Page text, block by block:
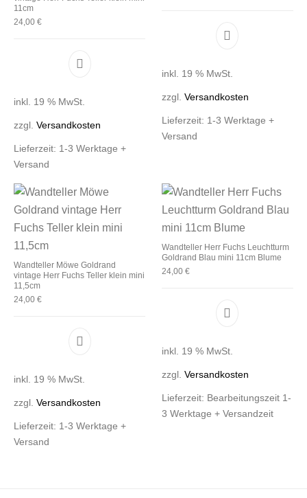
11cm
24,00€
inkl. 19 % MwSt.
zzgl.Versandkosten
Lieferzeit: 1-3 Werktage +
Versand
inkl. 19 % MwSt.
zzgl. Versandkosten
Lieferzeit: 1-3 Werktage +
Versand
Wandteller Möwe Goldrand
vintage Herr Fuchs Teller klein mini
11,5cm
24,00€
inkl. 19 % MwSt.
zzgl.Versandkosten
Lieferzeit: 1-3 Werktage +
Versand
Wandteller Herr Fuchs Leuchtturm
Goldrand Blau mini 11cm Blume
24,00 €
inkl. 19 % MwSt.
zzgl. Versandkosten
Lieferzeit: Bearbeitungszeit 1-
3 Werktage + Versandzeit